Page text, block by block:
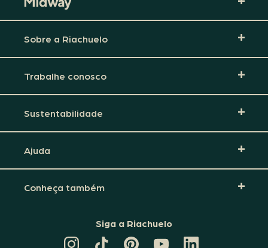
Sobre a Riachuelo
Trabalhe conosco
Sustentabilidade
Ajuda
Conheça também
Siga a Riachuelo
CANAL